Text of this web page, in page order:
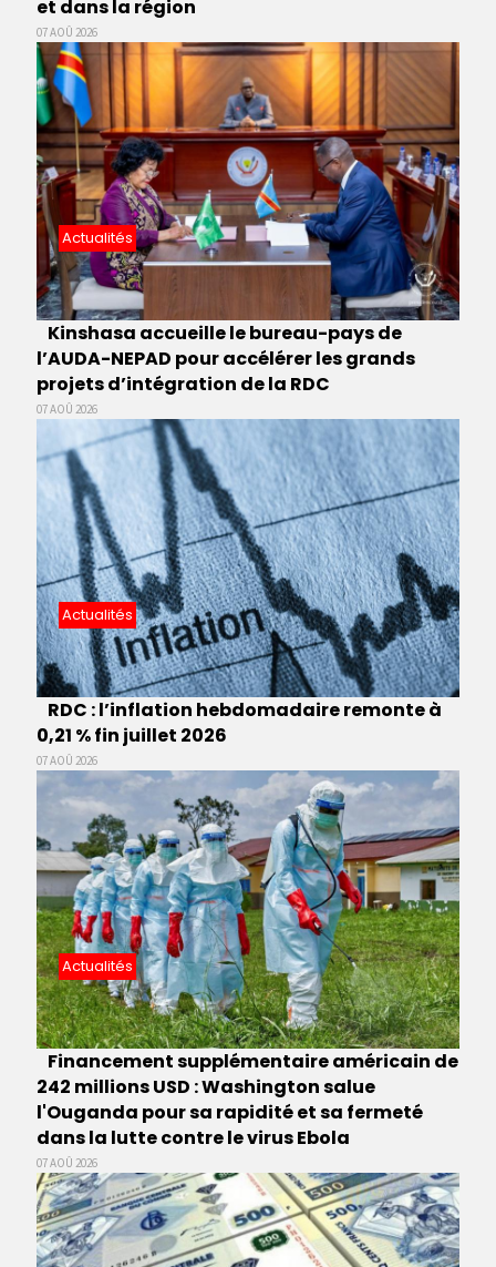
et dans la région
07 AOÛ 2026
Actualités
Kinshasa accueille le bureau-pays de
l’AUDA-NEPAD pour accélérer les grands
projets d’intégration de la RDC
07 AOÛ 2026
Actualités
RDC : l’inflation hebdomadaire remonte à
0,21 % fin juillet 2026
07 AOÛ 2026
Actualités
Financement supplémentaire américain de
242 millions USD : Washington salue
l'Ouganda pour sa rapidité et sa fermeté
dans la lutte contre le virus Ebola
07 AOÛ 2026